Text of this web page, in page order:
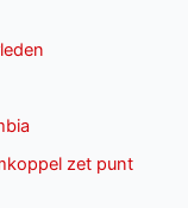
zet punt